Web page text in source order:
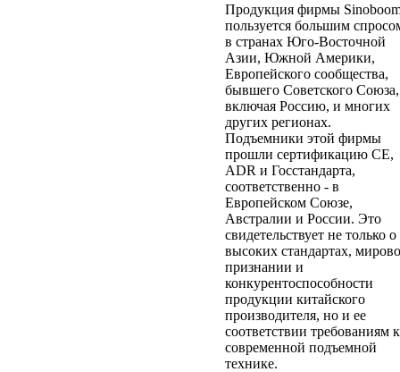
Продукция фирмы
пользуется большим
в странах Юго-Восточной
Азии, Южной Америки,
Европейского сообщества,
бывшего Советского Союза,
включая Россию, и многих
других регионах.
Подъемники этой фирмы
прошли сертификацию СЕ,
ADR и Госстандарта,
соответственно - в
Европейском Союзе,
Австралии и России. Это
свидетельствует не только о
высоких стандартах,
признании и
конкурентоспособности
продукции китайского
производителя, но и ее
соответствии требованиям к
современной подъемной
технике.